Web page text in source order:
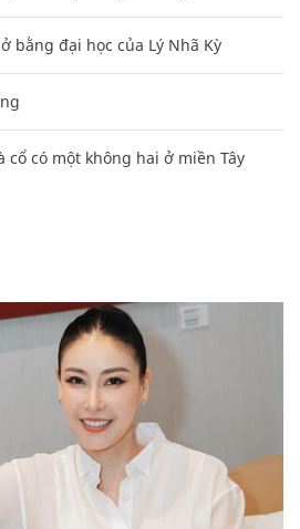
bằng đại học của Lý Nhã Kỳ
có một không hai ở miền Tây